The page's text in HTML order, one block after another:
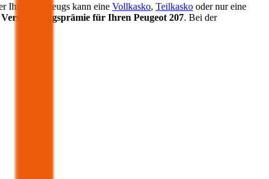
Ihres Fahrzeugs kann eine Vollkasko, Teilkasko oder nur eine
Versicherungsprämie für Ihren Peugeot 207. Bei der